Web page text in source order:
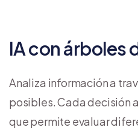
IA con árboles
Analiza información a
posibles. Cada decisión
que permite evaluar